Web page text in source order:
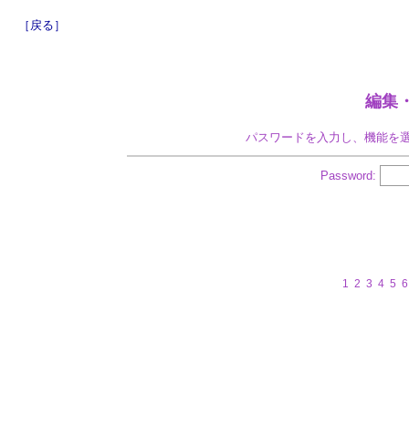
［戻る］
編集
パスワードを入力し、機能を
Password:
1 2 3 4 5 6